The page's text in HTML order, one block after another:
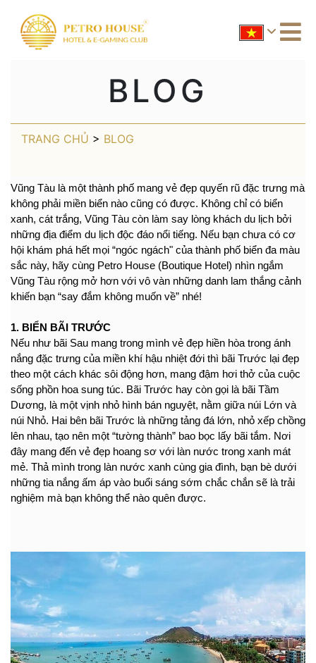
BLOG
TRANG CHỦ > BLOG
Vũng Tàu là một thành phố mang vẻ đẹp quyến rũ đặc trưng mà
không phải miền biển nào cũng có được. Không chỉ có biển
xanh, cát trắng, Vũng Tàu còn làm say lòng khách du lịch bởi
những địa điểm du lịch độc đáo nổi tiếng. Nếu bạn chưa có cơ
hội khám phá hết mọi “ngóc ngách" của thành phố biển đa màu
sắc này, hãy cùng Petro House (Boutique Hotel) nhìn ngắm
Vũng Tàu rộng mở hơn với vô vàn những danh lam thắng cảnh
khiến bạn “say đắm không muốn về” nhé!
1. BIỂN BÃI TRƯỚC
Nếu như bãi Sau mang trong mình vẻ đẹp hiền hòa trong ánh
nắng đặc trưng của miền khí hậu nhiệt đới thì bãi Trước lại đẹp
theo một cách khác sôi động hơn, mang đậm hơi thở của cuộc
sống phồn hoa sung túc. Bãi Trước hay còn gọi là bãi Tầm
Dương, là một vịnh nhỏ hình bán nguyệt, nằm giữa núi Lớn và
núi Nhỏ. Hai bên bãi Trước là những tảng đá lớn, nhỏ xếp chồng
lên nhau, tạo nên một “tường thành” bao bọc lấy bãi tắm. Nơi
đây mang đến vẻ đẹp hoang sơ với làn nước trong xanh mát
mẻ. Thả mình trong làn nước xanh cùng gia đình, bạn bè dưới
những tia nắng ấm áp vào buổi sáng sớm chắc chắn sẽ là trải
nghiệm mà bạn không thể nào quên được.